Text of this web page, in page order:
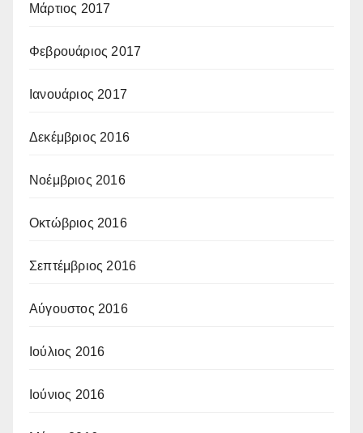
Μάρτιος 2017
Φεβρουάριος 2017
Ιανουάριος 2017
Δεκέμβριος 2016
Νοέμβριος 2016
Οκτώβριος 2016
Σεπτέμβριος 2016
Αύγουστος 2016
Ιούλιος 2016
Ιούνιος 2016